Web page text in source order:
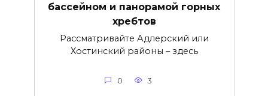
бассейном и панорамой горных
хребтов
Рассматривайте Адлерский или
Хостинский районы – здесь
0 3